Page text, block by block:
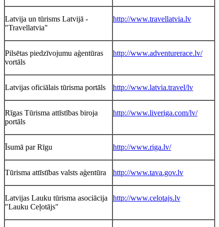
Latvija un tūrisms Latvijā -
"Travellatvia"
http://www.travellatvia.lv
Pilsētas piedzīvojumu aģentūras
vortāls
http://www.adventurerace.lv/
Latvijas oficiālais tūrisma portāls http://www.latvia.travel/lv
Rīgas Tūrisma attīstības biroja
portāls
http://www.liveriga.com/lv/
Īsumā par Rīgu http://www.riga.lv/
Tūrisma attīstības valsts aģentūra http://www.tava.gov.lv
Latvijas Lauku tūrisma asociācija
"Lauku Ceļotājs"
http://www.celotajs.lv